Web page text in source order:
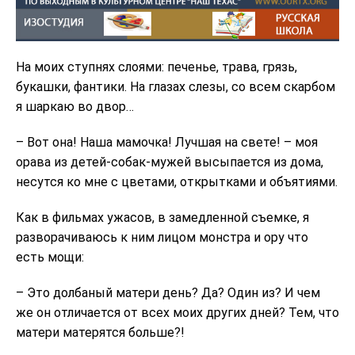
На моих ступнях слоями: печенье, трава, грязь,
букашки, фантики. На глазах слезы, со всем скарбом
я шаркаю во двор…
– Вот она! Наша мамочка! Лучшая на свете! – моя
орава из детей-собак-мужей высыпается из дома,
несутся ко мне с цветами, открытками и объятиями.
Как в фильмах ужасов, в замедленной съемке, я
разворачиваюсь к ним лицом монстра и ору что
есть мощи:
– Это долбаный матери день? Да? Один из? И чем
же он отличается от всех моих других дней? Тем, что
матери матерятся больше?!